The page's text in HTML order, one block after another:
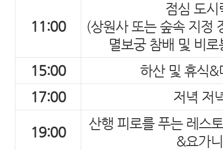
11:00
점심 도시
(상원사 또는 숲속 지정
멸보궁 참배 및 비
15:00
하산 및 휴식&
17:00
저녁 저
19:00
산행 피로를 푸는 레스
&요가